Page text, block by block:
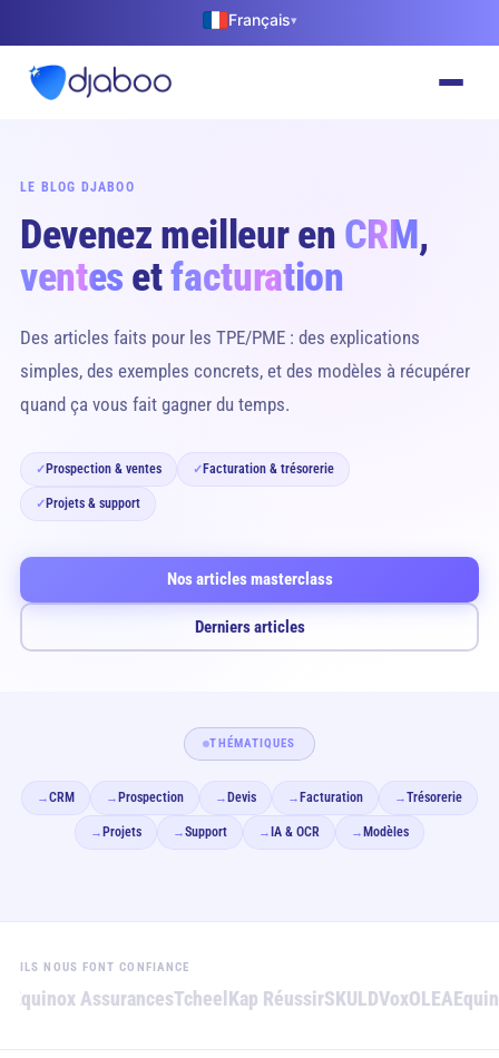
Français▾
LE BLOG DJABOO
Devenez meilleur en CRM,
ventes etfacturation
Des articles faits pour les TPE/PME : des explications
simples, des exemples concrets, et des modèles à récupérer
quand ça vous fait gagner du temps.
✓ Prospection & ventes ✓ Facturation & trésorerie
✓ Projets & support
Nos articles masterclass
Derniers articles
THÉMATIQUES
→CRM → Prospection → Devis → Facturation →Trésorerie
→ Projets →Support → IA & OCR → Modèles
ILS NOUS FONT CONFIANCE
Equinox AssurancesTcheelKap RéussirSKULDVoxOLEA